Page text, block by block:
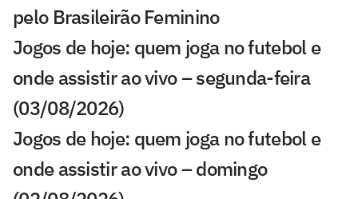
pelo Brasileirão Feminino
Jogos de hoje: quem joga no futebol e
onde assistir ao vivo – segunda-feira
(03/08/2026)
Jogos de hoje: quem joga no futebol e
onde assistir ao vivo – domingo